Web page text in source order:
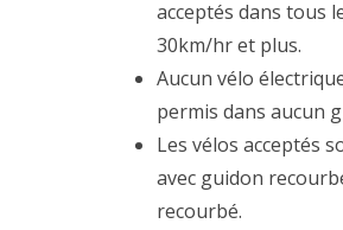
acceptés dans tous
30km/hr et plus.
Aucun vélo
permis dans aucun
Les vélos acceptés
avec guidon
recourbé.